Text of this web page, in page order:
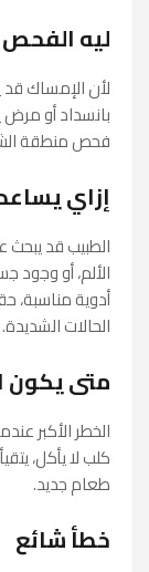
ليه
لأن الإمساك قد
بانسداد أو مرض
فحص منطقة
إزاي
الطبيب قد يبحث
الألم، أو وجود
أدوية مناسبة،
الحالات
متى يكون
الخطر الأكبر
كلب لا يأكل،
طعام جديد.
خطأ شائع